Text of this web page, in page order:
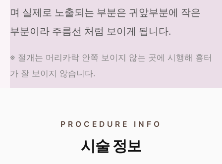
며 실제로 노출되는 부분은 귀앞부분에 작은
부분이라 주름선 처럼 보이게 됩니다.
※ 절개는 머리카락 안쪽 보이지 않는 곳에 시행해 흉터
가 잘 보이지 않습니다.
PROCEDURE INFO
시술 정보